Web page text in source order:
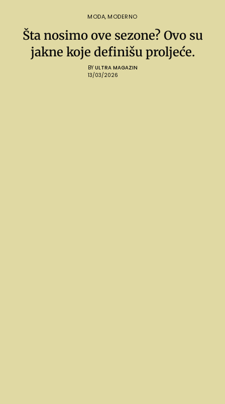
MODA, MODERNO
Šta nosimo ove sezone? Ovo su
jakne koje definišu proljeće.
BY ULTRA MAGAZIN
13/03/2026